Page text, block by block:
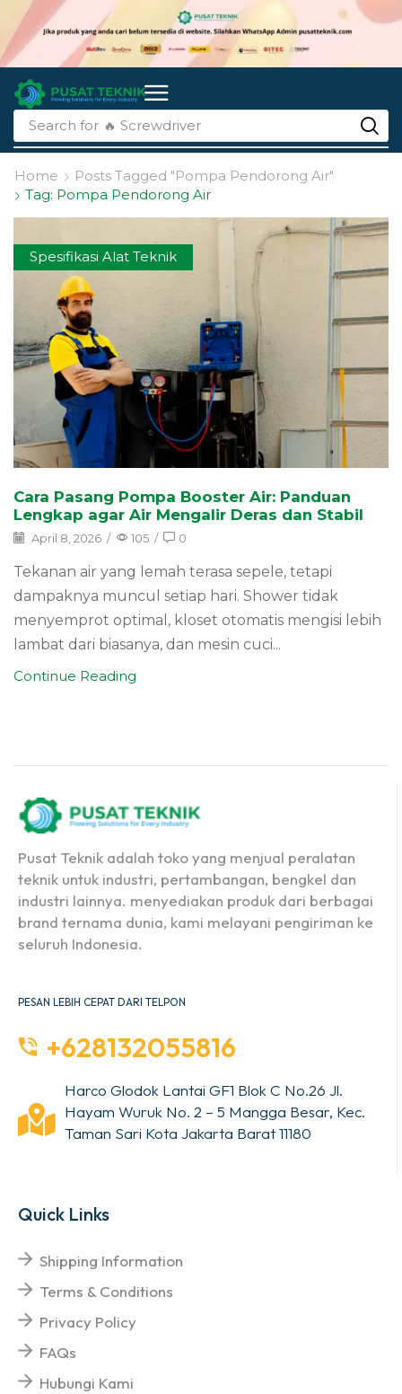
Search for 🔥 Screwdriver
Home
Posts Tagged "pompa Pendorong Air"
Tag: Pompa Pendorong Air
Spesifikasi Alat Teknik
Cara Pasang Pompa Booster Air: Panduan
Lengkap agar Air Mengalir Deras dan Stabil
April 8, 2026 / 105 / 0
Tekanan air yang lemah terasa sepele, tetapi
dampaknya muncul setiap hari. Shower tidak
menyemprot optimal, kloset otomatis mengisi lebih
lambat dari biasanya, dan mesin cuci...
Continue Reading
Pusat Teknik adalah toko yang menjual peralatan
teknik untuk industri, pertambangan, bengkel dan
industri lainnya. menyediakan produk dari berbagai
brand ternama dunia, kami melayani pengiriman ke
seluruh Indonesia.
PESAN LEBIH CEPAT DARI TELPON
+628132055816
Harco Glodok Lantai GF1 Blok C No.26 Jl.
Hayam Wuruk No. 2 – 5 Mangga Besar, Kec.
Taman Sari Kota Jakarta Barat 11180
Quick Links
Shipping Information
Terms & Conditions
Privacy Policy
FAQs
Hubungi Kami